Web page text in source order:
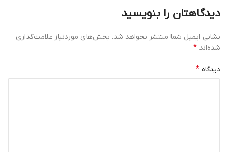
دیدگاهتان را بنویسید
نشانی ایمیل شما منتشر نخواهد شد. بخش‌های موردنیاز علامت‌گذاری
شده‌اند *
دیدگاه *